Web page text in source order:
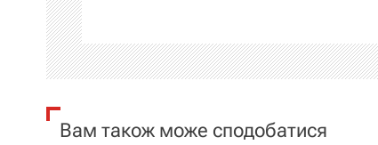
ц
і
я
Вам також може сподобатися